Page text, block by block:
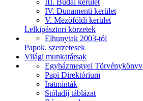
III. Budai kerület
IV. Dunamenti kerület
V. Mezőföldi kerület
Lelkipásztori körzetek
Elhunytak 2003-tól
Papok, szerzetesek
Világi munkatársak
Egyházmegyei Törvénykönyv
Papi Direktórium
Iratminták
Stóladíj táblázat